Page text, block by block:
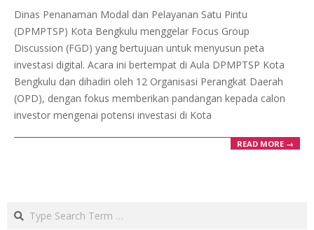
06-
28
Dinas Penanaman Modal dan Pelayanan Satu Pintu
(DPMPTSP) Kota Bengkulu menggelar Focus Group
Discussion (FGD) yang bertujuan untuk menyusun peta
investasi digital. Acara ini bertempat di Aula DPMPTSP Kota
Bengkulu dan dihadiri oleh 12 Organisasi Perangkat Daerah
(OPD), dengan fokus memberikan pandangan kepada calon
investor mengenai potensi investasi di Kota
READ MORE →
Search